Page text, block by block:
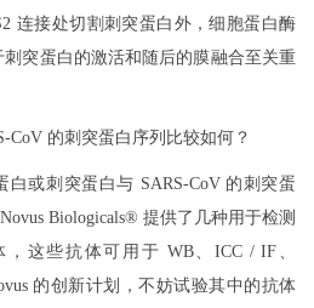
连接处切割刺突蛋白外，细胞蛋白酶
突蛋白的激活和随后的膜融合至关重
CoV 的刺突蛋白序列比较如何？
白或刺突蛋白与 SARS-CoV 的刺突蛋
Biologicals® 提供了几种用于检测
，这些抗体可用于 WB、ICC / IF、
的创新计划，不妨试验其中的抗体